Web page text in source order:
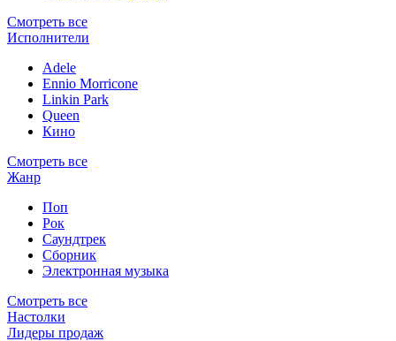
Смотреть все
Исполнители
Adele
Ennio Morricone
Linkin Park
Queen
Кино
Смотреть все
Жанр
Поп
Рок
Саундтрек
Сборник
Электронная музыка
Смотреть все
Настолки
Лидеры продаж